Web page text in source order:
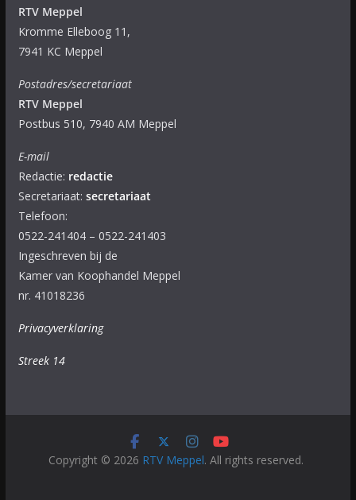
RTV Meppel
Kromme Elleboog 11,
7941 KC Meppel
Postadres/secretariaat
RTV Meppel
Postbus 510, 7940 AM Meppel
E-mail
Redactie: redactie
Secretariaat: secretariaat
Telefoon:
0522-241404 – 0522-241403
Ingeschreven bij de
Kamer van Koophandel Meppel
nr. 41018236
Privacyverklaring
Streek 14
Copyright © 2026 RTV Meppel. All rights reserved.